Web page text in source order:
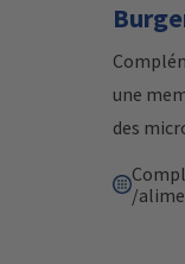
une
des
/